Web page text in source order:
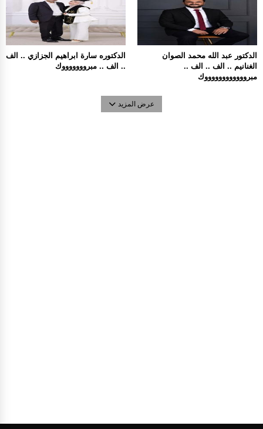
الدكتوره سارة ابراهيم الجزازي .. الف
.. الف .. مبروووووووك
الدكتور عبد الله محمد الصوان
الغنانيم .. الف .. الف ..
مبرووووووووووووك
عرض المزيد